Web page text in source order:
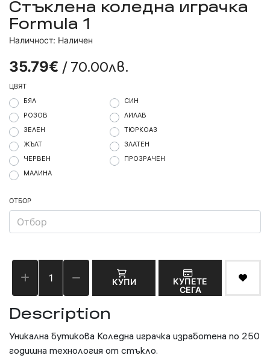
Стъклена коледна играчка
Formula 1
Наличност: Наличен
35.79€ / 70.00лв.
ЦВЯТ
БЯЛ
СИН
РОЗОВ
ЛИЛАВ
ЗЕЛЕН
ТЮРКОАЗ
ЖЪЛТ
ЗЛАТЕН
ЧЕРВЕН
ПРОЗРАЧЕН
МАЛИНА
ОТБОР
КУПИ
КУПЕТЕ
СЕГА
Description
Уникална бутикова Коледна играчка изработена по 250
годишна технология от стъкло.